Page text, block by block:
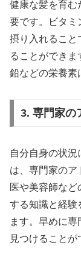
健康な髪を育む
要です。ビタミ
摂り入れること
ることができ
鉛などの栄養素
3. 専門家の
自分自身の状
は、専門家のア
医や美容師な
する知識と経験
ます。早めに
見つけることが